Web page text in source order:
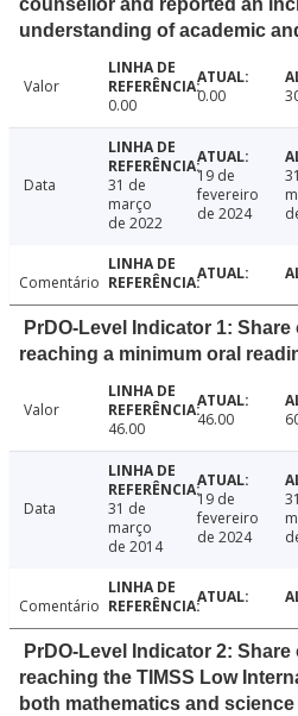
counsellor and reported an
understanding of academic
Valor
0.00
0.00
Data
31 de
março
de 2022
19 de
fevereiro
de 2024
Comentário
PrDO-Level Indicator 1:
reaching a minimum oral
Valor
46.00
46.00
Data
31 de
março
de 2014
19 de
fevereiro
de 2024
Comentário
PrDO-Level Indicator 2:
reaching the TIMSS Low
both mathematics and science